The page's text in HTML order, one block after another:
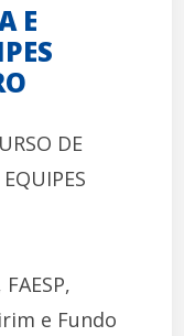
E
DE
e Fundo